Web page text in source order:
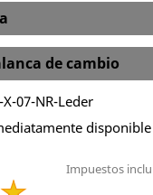
de cambio
X-07-NR-Leder
disponible
Impuestos